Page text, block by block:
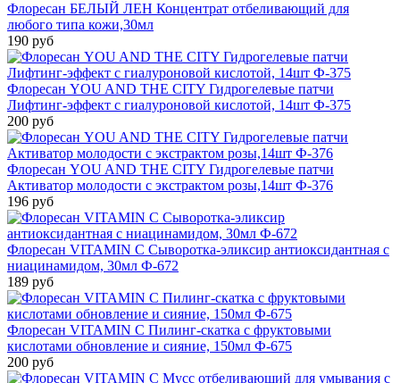
Флоресан БЕЛЫЙ ЛЕН Концентрат отбеливающий для
любого типа кожи,30мл
190 руб
Флоресан YOU AND THE CITY Гидрогелевые патчи
Лифтинг-эффект с гиалуроновой кислотой, 14шт Ф-375
200 руб
Флоресан YOU AND THE CITY Гидрогелевые патчи
Активатор молодости с экстрактом розы,14шт Ф-376
196 руб
Флоресан VITAMIN C Сыворотка-эликсир антиоксидантная с
ниацинамидом, 30мл Ф-672
189 руб
Флоресан VITAMIN C Пилинг-скатка с фруктовыми
кислотами обновление и сияние, 150мл Ф-675
200 руб